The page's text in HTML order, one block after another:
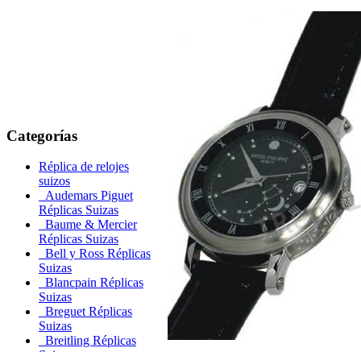
Categorías
Réplica de relojes
suizos
Audemars Piguet
Réplicas Suizas
Baume & Mercier
Réplicas Suizas
Bell y Ross Réplicas
Suizas
Blancpain Réplicas
Suizas
Breguet Réplicas
Suizas
Breitling Réplicas